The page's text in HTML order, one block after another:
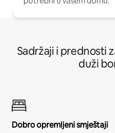
Sadržaji i prednosti
duži
Dobro opremljeni smještaji